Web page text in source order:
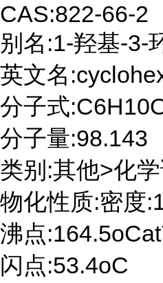
CAS:822-66-2
别名:1-羟基-3-
英文名
分子式
分子量:98.143
类别:其他>化
物化性质:密度
沸点
闪点:53.4oC